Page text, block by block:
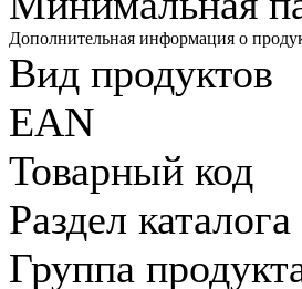
Дополнительная информация о
Вид продуктов
EAN
Товарный код
Раздел каталога
Группа